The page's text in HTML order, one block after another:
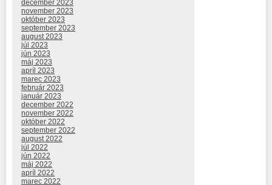
december 2023
november 2023
október 2023
september 2023
august 2023
júl 2023
jún 2023
máj 2023
apríl 2023
marec 2023
február 2023
január 2023
december 2022
november 2022
október 2022
september 2022
august 2022
júl 2022
jún 2022
máj 2022
apríl 2022
marec 2022